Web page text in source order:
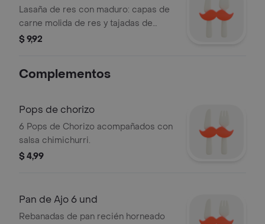
maduro
Lasaña de res con maduro: capas de
carne molida de res y tajadas de
plátano maduro, horneadas con
$ 9,92
Complementos
Pops de chorizo
6 Pops de Chorizo acompañados con
salsa chimichurri.
$ 4,99
Pan de Ajo 6 und
Rebanadas de pan recién horneado